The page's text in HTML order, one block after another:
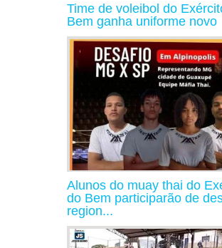
Time de voleibol do
Bem ganha uniforme novo
Alunos do muay thai do
do Bem participarão de
region...